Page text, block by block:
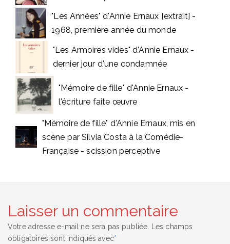
"Les Années" d'Annie Ernaux [extrait] -
1968, première année du monde
"Les Armoires vides" d'Annie Ernaux -
dernier jour d'une condamnée
"Mémoire de fille" d'Annie Ernaux -
l'écriture faite œuvre
"Mémoire de fille" d'Annie Ernaux, mis en
scène par Silvia Costa à la Comédie-
Française - scission perceptive
Laisser un commentaire
Votre adresse e-mail ne sera pas publiée. Les champs
obligatoires sont indiqués avec*